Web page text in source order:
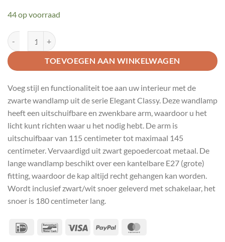
44 op voorraad
Zwarte wandlamp Elegant Classy 4153ZW met naturel bamboe kap
TOEVOEGEN AAN WINKELWAGEN
Voeg stijl en functionaliteit toe aan uw interieur met de
zwarte wandlamp uit de serie Elegant Classy. Deze wandlamp
heeft een uitschuifbare en zwenkbare arm, waardoor u het
licht kunt richten waar u het nodig hebt. De arm is
uitschuifbaar van 115 centimeter tot maximaal 145
centimeter. Vervaardigd uit zwart gepoedercoat metaal. De
lange wandlamp beschikt over een kantelbare E27 (grote)
fitting, waardoor de kap altijd recht gehangen kan worden.
Wordt inclusief zwart/wit snoer geleverd met schakelaar, het
snoer is 180 centimeter lang.
IDeal Bancontact
Visa PayPal